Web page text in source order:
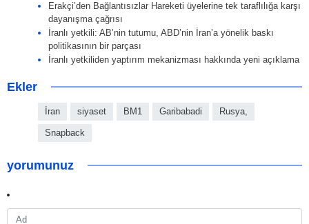
Erakçi’den Bağlantısızlar Hareketi üyelerine tek taraflılığa karşı
dayanışma çağrısı
İranlı yetkili: AB’nin tutumu, ABD’nin İran’a yönelik baskı
politikasının bir parçası
İranlı yetkiliden yaptırım mekanizması hakkında yeni açıklama
Ekler
İran siyaset BM1 Garibabadi Rusya,
Snapback
yorumunuz